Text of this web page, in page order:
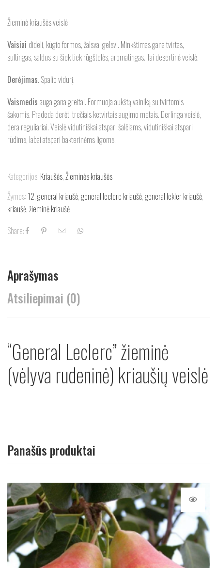
Žieminė kriaušės veislė
Vaisiai dideli, kūgio formos, žalsvai gelsvi. Minkštimas gana tvirtas,
sultingas, saldus su šiek tiek rūgštelės, aromatingas. Tai desertinė veislė.
Derėjimas. Spalio vidurį.
Vaismedis auga gana greitai. Formuoja aukštą vainiką su tvirtomis
šakomis. Pradeda derėti trečiais ketvirtais augimo metais. Derlinga veislė,
dera reguliariai. Veislė vidutiniškai atspari šalčiams, vidutiniškai atspari
rūdims, labai atspari bakterinėms ligoms.
Kategorijos: Kriaušės,Žieminės kriaušės
Žymos: 12,general kriaušė,general leclerc kriaušė,general lekler kriaušė,
kriaušė,žieminė kriaušė
Share:
Aprašymas
Atsiliepimai (0)
“General Leclerc” žieminė
(vėlyva rudeninė) kriaušių veislė
Panašūs produktai